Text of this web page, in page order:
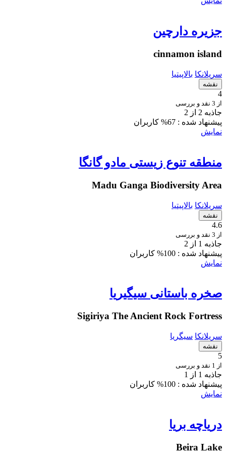
جزیره دارچین
cinnamon island
سریلانکا بالاپیتیا
نقشه
4
از 3 نقد و بررسی
جاذبه 2 از 2
پیشنهاد شده : 67% کاربران
نمایش
منطقه تنوع زیستی مادو گانگا
Madu Ganga Biodiversity Area
سریلانکا بالاپیتیا
نقشه
4.6
از 3 نقد و بررسی
جاذبه 1 از 2
پیشنهاد شده : 100% کاربران
نمایش
صخره باستانی سیگیریا
Sigiriya The Ancient Rock Fortress
سریلانکا سیگریا
نقشه
5
از 1 نقد و بررسی
جاذبه 1 از 1
پیشنهاد شده : 100% کاربران
نمایش
دریاچه بریا
Beira Lake